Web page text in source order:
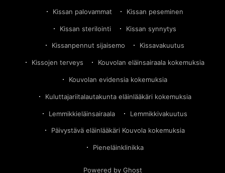
Kissan palovammat Kissan peseminen
Kissan sterilointi Kissan synnytys
Kissanpennut sijaisemo Kissavakuutus
Kissojen terveys Kouvolan eläinsairaala kokemuksia
Kouvolan evidensia kokemuksia
Kuluttajariitalautakunta eläinlääkäri kokemuksia
Lemmikkieläinsairaala Lemmikkivakuutus
Päivystävä eläinlääkäri Kouvola kokemuksia
Pieneläinklinikka
Powered by Ghost